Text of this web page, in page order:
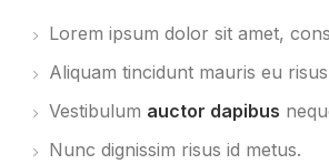
Lorem ipsum dolor sit amet,
Aliquam tincidunt mauris eu
Vestibulum auctor dapibus
Nunc dignissim risus id metus.